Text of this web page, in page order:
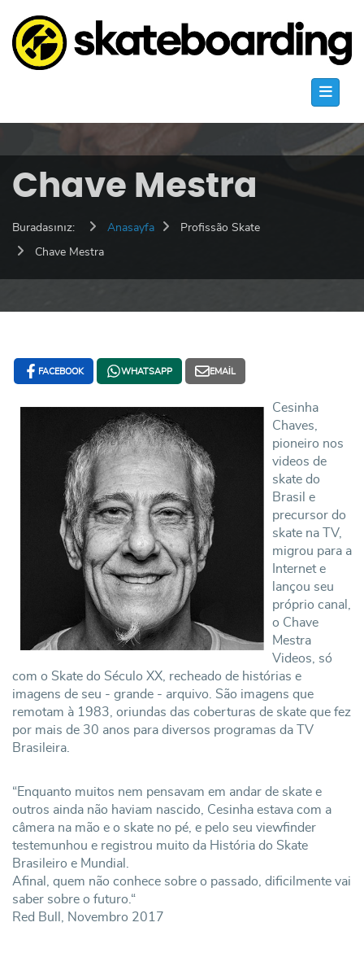
Chave Mestra
Buradasınız: Anasayfa
Profissão Skate
Chave Mestra
FACEBOOK WHATSAPP EMAIL
Cesinha
Chaves,
pioneiro nos
videos de
skate do
Brasil e
precursor do
skate na TV,
migrou para a
Internet e
lançou seu
próprio canal,
o Chave
Mestra
Videos, só
com o Skate do Século XX, recheado de histórias e
imagens de seu - grande - arquivo. São imagens que
remotam à 1983, oriundas das coberturas de skate que fez
por mais de 30 anos para diversos programas da TV
Brasileira.
“Enquanto muitos nem pensavam em andar de skate e
outros ainda não haviam nascido, Cesinha estava com a
câmera na mão e o skate no pé, e pelo seu viewfinder
testemunhou e registrou muito da História do Skate
Brasileiro e Mundial.
Afinal, quem não conhece sobre o passado, dificilmente vai
saber sobre o futuro.“
Red Bull, Novembro 2017